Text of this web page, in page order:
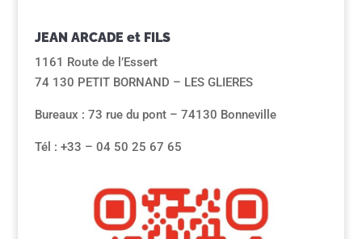
JEAN ARCADE et FILS
1161 Route de l’Essert
74 130 PETIT BORNAND – LES GLIERES
Bureaux : 73 rue du pont – 74130 Bonneville
Tél : +33 – 04 50 25 67 65